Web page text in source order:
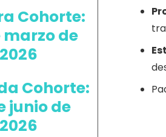
Cohorte:
marzo de
2026
Cohorte:
junio de
2026